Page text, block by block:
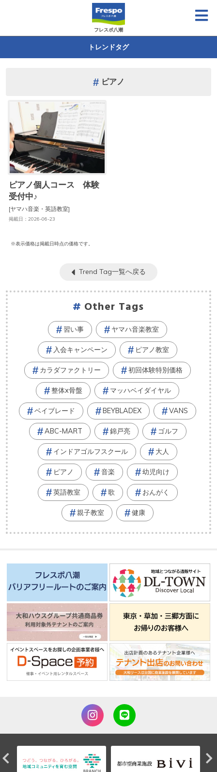
フレスポ八潮
トレンドタグ
ピアノ
ピアノ個人コース 体験
受付中♪
[ヤマハ音楽・英語教室]
掲載日：2026-06-23
※表示価格は掲載日時点の価格です。
Trend Tag一覧へ戻る
Other Tags
習い事 ヤマハ音楽教室
入会キャンペーン ピアノ教室
カラダファクトリー 初回体験特別価格
整体x骨盤 マッハベイダイヤル
ベイブレード BEYBLADEX VANS
ABC-MART 錦戸亮 ゴルフ
インドアゴルフスクール 大人
ピアノ 音楽 幼児向け
英語教室 歌 おんがく
親子教室 健康